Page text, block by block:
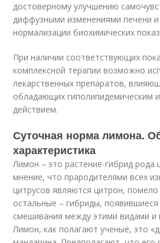
достоверному улучшению
диффузными изменениями печени
нормализации биохимических
При наличии соответствующих
комплексной терапии возможно
лекарственных препаратов,
обладающих гиполипидемическим
действием.
Суточная норма лимона.
характеристика
Лимон – это растение-гибрид рода
мнение, что прародителями всех
цитрусов являются цитрон,
остальные – гибриды, появившиеся
смешивания между этими видами и
Лимон, как полагают ученые, это